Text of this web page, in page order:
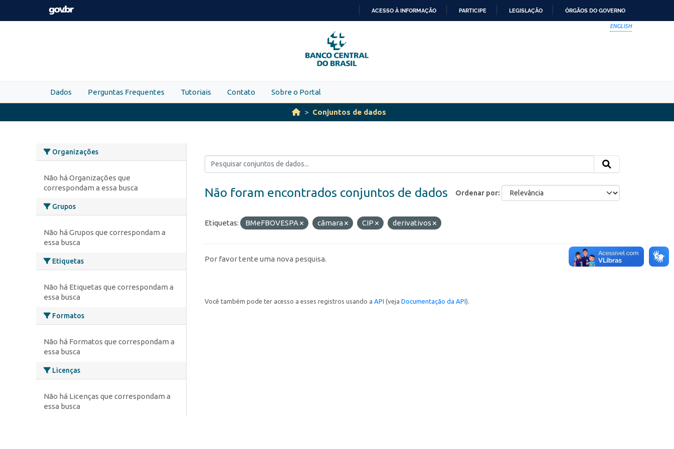
Skip to main content
PARA
O
CONTEÚDO
ACESSO À INFORMAÇÃO PARTICIPE LEGISLAÇÃO ÓRGÃOS DO GOVERNO
ENGLISH
Dados Perguntas Frequentes Tutoriais Contato Sobre o Portal
Conjuntos de dados
Organizações
Não há Organizações que
correspondam a essa busca
Grupos
Não há Grupos que correspondam a
essa busca
Etiquetas
Não há Etiquetas que correspondam a
essa busca
Formatos
Não há Formatos que correspondam a
essa busca
Licenças
Não há Licenças que correspondam a
essa busca
Ordenar por
Não foram encontrados conjuntos de dados
Etiquetas: BMeFBOVESPA câmara CIP derivativos
Por favor tente uma nova pesquisa.
Você também pode ter acesso a esses registros usando a API (veja Documentação da API).